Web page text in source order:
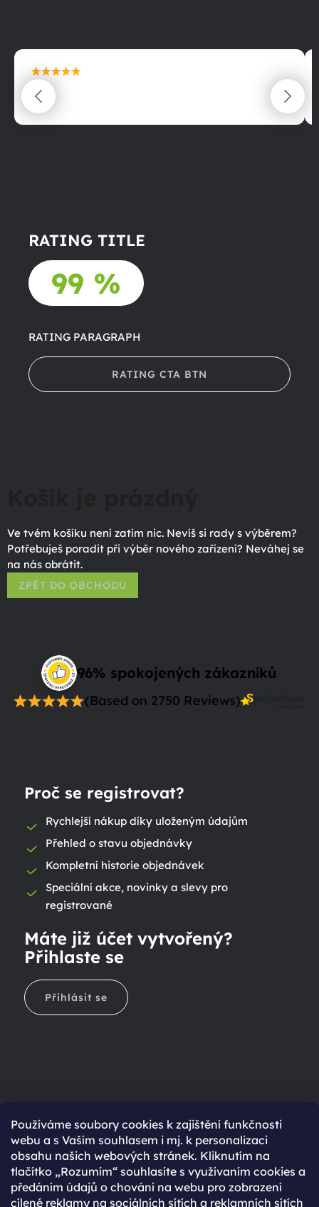
Používáme soubory cookies k zajištění funkčnosti
webu a s Vaším souhlasem i mj. k personalizaci
obsahu našich webových stránek. Kliknutím na
tlačítko „Rozumím“ souhlasíte s využívaním cookies a
předáním údajů o chování na webu pro zobrazení
cílené reklamy na sociálních sítích a reklamních sítích
maximální spokojenost
22.06.2025
RATING TITLE
99 %
RATING PARAGRAPH
RATING CTA BTN
Ve tvém košíku není zatím nic. Nevíš si rady s výběrem?
Potřebuješ poradit při výběr nového zařízení? Neváhej se
na nás obrátit.
ZPĚT DO OBCHODU
96% spokojených zákazníků
(Based on 2750 Reviews)
Proč se registrovat?
Rychlejší nákup díky uloženým údajům
Přehled o stavu objednávky
Kompletní historie objednávek
Speciální akce, novinky a slevy pro
registrované
Máte již účet vytvořený?
Přihlaste se
Přihlásit se
Ještě nemáte účet?
Rychlejší nákup díky uloženým údajům
Přehled o stavu objednávky
Kompletní historie objednávek